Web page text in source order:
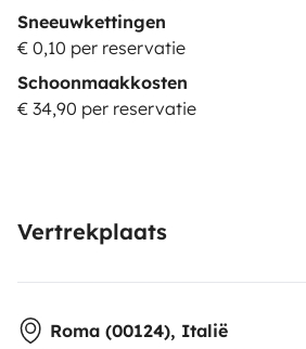
Sneeuwkettingen
€ 0,10 per reservatie
Schoonmaakkosten
€ 34,90 per reservatie
Vertrekplaats
Roma (00124), Italië